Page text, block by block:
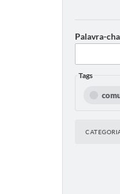
Palavra-
Tags